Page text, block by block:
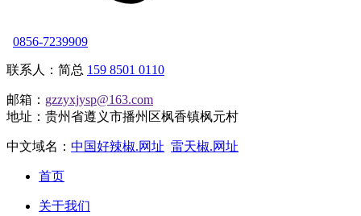
0856-7239909
联系人：简总 159 8501 0110
邮箱： gzzyxjysp@163.com
地址：贵州省遵义市播州区枫香镇枫元村
中文域名： 中国好辣椒.网址 雷天椒.网址
首页
关于我们